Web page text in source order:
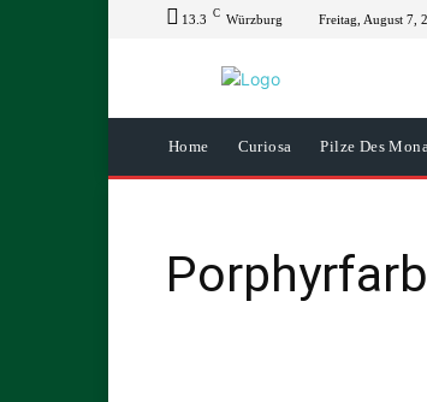
13.3 C Würzburg Freitag, August 7,
Home Curiosa Pilze Des